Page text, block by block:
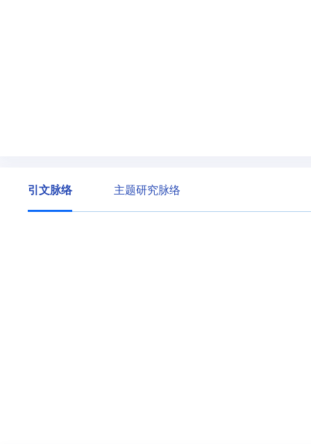
引文脉络 主题研究脉络